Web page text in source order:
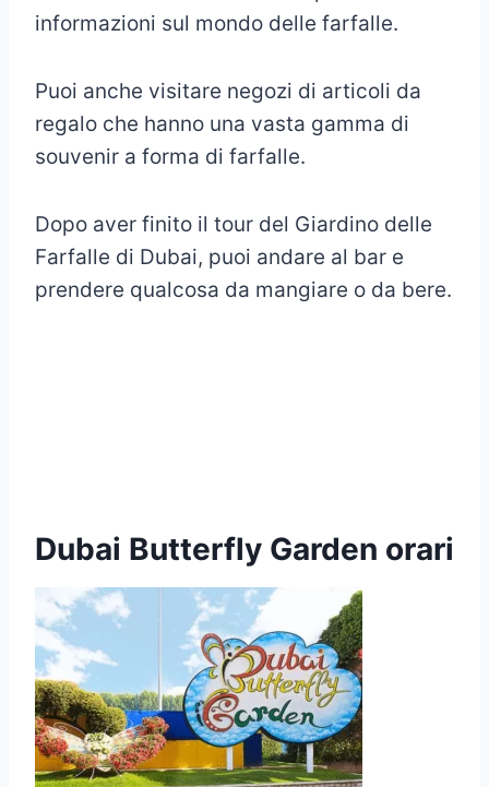
informazioni sul mondo delle farfalle.
Puoi anche visitare negozi di articoli da
regalo che hanno una vasta gamma di
souvenir a forma di farfalle.
Dopo aver finito il tour del Giardino delle
Farfalle di Dubai, puoi andare al bar e
prendere qualcosa da mangiare o da bere.
Dubai Butterfly Garden orari